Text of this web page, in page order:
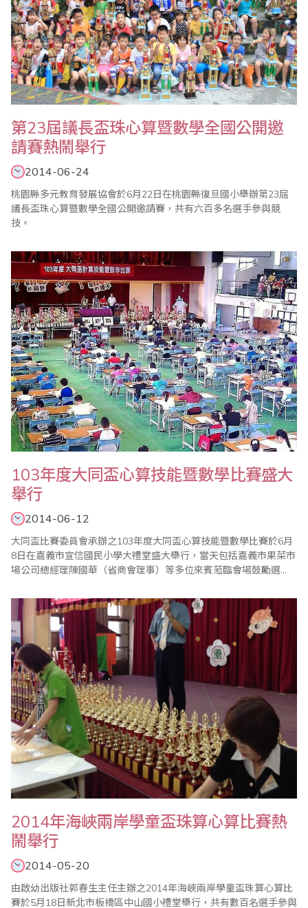
第23屆議長盃珠心算暨數學全國公開邀
請賽熱鬧舉行
2014-06-24
桃園縣多元教育發展協會於6月22日在桃園縣復旦國小舉辦第23屆
議長盃珠心算暨數學全國公開邀請賽，共有六百多名選手參與競
技。
103年度大同盃心算技能暨數學比賽盛大
舉行
2014-06-12
大同盃比賽委員會承辦之103年度大同盃心算技能暨數學比賽於6月
8日在嘉義市宣信國民小學大禮堂盛大舉行，當天包括嘉義市果菜市
場公司總經理陳國華（省商會理事）等多位來賓蒞臨會場鼓勵選
2014年海峽兩岸學童盃珠算心算比賽熱
鬧舉行
2014-05-20
由啟幼出版社郭春生主任主辦之2014年海峽兩岸學童盃珠算心算比
賽於5月18日新北市板橋區中山國小禮堂舉行，共有數百名選手參與